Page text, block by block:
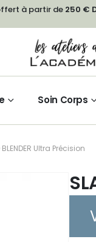
à partir de 250 €
Soin Corps
BLENDER Ultra Précision